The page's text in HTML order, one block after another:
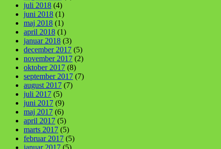
juli 2018 (4)
juni 2018 (1)
maj 2018 (1)
april 2018 (1)
januar 2018 (3)
december 2017 (5)
november 2017 (2)
oktober 2017 (8)
september 2017 (7)
august 2017 (7)
juli 2017 (5)
juni 2017 (9)
maj 2017 (6)
april 2017 (5)
marts 2017 (5)
februar 2017 (5)
januar 2017 (5)